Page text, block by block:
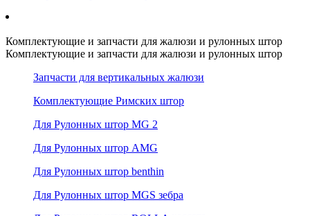
Комплектующие и запчасти для жалюзи и рулонных штор
Комплектующие и запчасти для жалюзи и рулонных штор
Запчасти для вертикальных жалюзи
Комплектующие Римских штор
Для Рулонных штор MG 2
Для Рулонных штор AMG
Для Рулонных штор benthin
Для Рулонных штор MGS зебра